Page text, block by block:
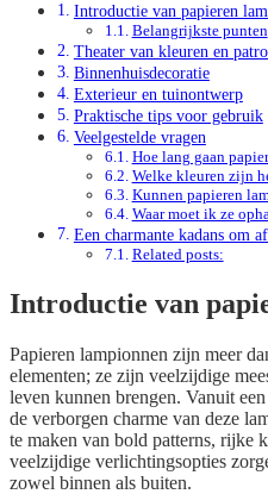
Introductie van papieren
Belangrijkste punten
Theater van kleuren en
Binnenhuisdecoratie
Exterieur en tuinontwerp
Praktische tips voor gebruik
Veelgestelde vragen
Hoe lang gaan
Welke kleuren zijn
Kunnen papieren
Waar moet ik ze
Een charmante kadans om
Related posts:
Introductie van
Papieren lampionnen zijn meer
elementen; ze zijn veelzijdige
leven kunnen brengen. Vanuit
de verborgen charme van deze
te maken van bold patterns, rijke
veelzijdige verlichtingsopties
zowel binnen als buiten.